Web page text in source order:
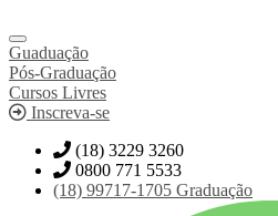
Guaduação
Pós-Graduação
Cursos Livres
Inscreva-se
(18) 3229 3260
0800 771 5533
(18) 99717-1705 Graduação